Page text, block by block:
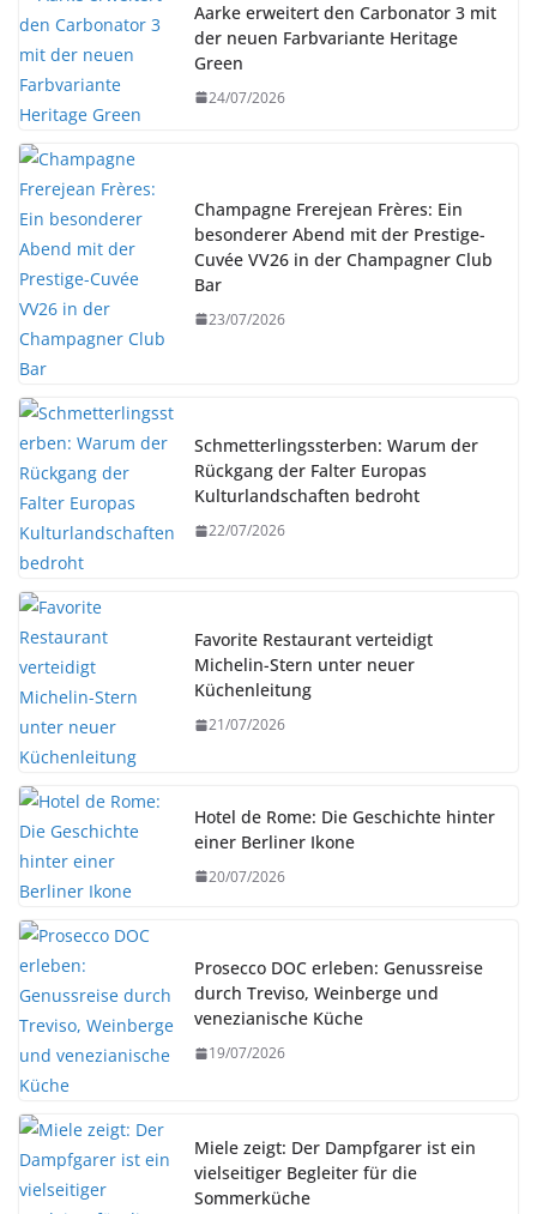
Aarke erweitert den Carbonator 3 mit
der neuen Farbvariante Heritage
Green
24/07/2026
Champagne Frerejean Frères: Ein
besonderer Abend mit der Prestige-
Cuvée VV26 in der Champagner Club
Bar
23/07/2026
Schmetterlingssterben: Warum der
Rückgang der Falter Europas
Kulturlandschaften bedroht
22/07/2026
Favorite Restaurant verteidigt
Michelin-Stern unter neuer
Küchenleitung
21/07/2026
Hotel de Rome: Die Geschichte hinter
einer Berliner Ikone
20/07/2026
Prosecco DOC erleben: Genussreise
durch Treviso, Weinberge und
venezianische Küche
19/07/2026
Miele zeigt: Der Dampfgarer ist ein
vielseitiger Begleiter für die
Sommerküche